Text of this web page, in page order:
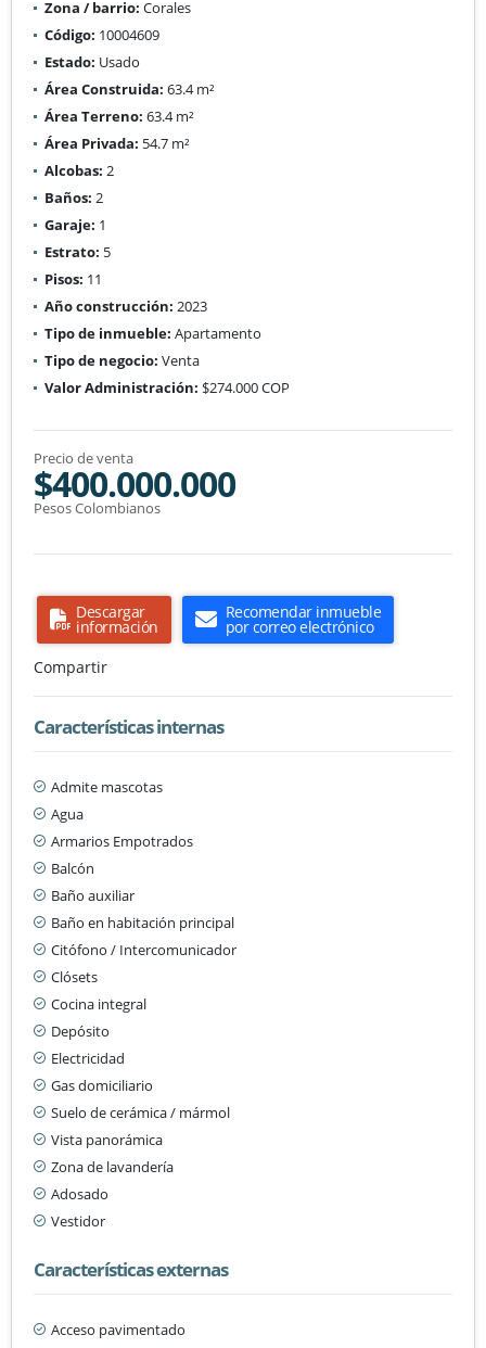
Zona / barrio: Corales
Código: 10004609
Estado: Usado
Área Construida: 63.4 m²
Área Terreno: 63.4 m²
Área Privada: 54.7 m²
Alcobas: 2
Baños: 2
Garaje: 1
Estrato: 5
Pisos: 11
Año construcción: 2023
Tipo de inmueble: Apartamento
Tipo de negocio: Venta
Valor Administración: $274.000 COP
Precio de venta
$400.000.000
Pesos Colombianos
Descargar
información
Recomendar inmueble
por correo electrónico
Compartir
Características internas
Admite mascotas
Agua
Armarios Empotrados
Balcón
Baño auxiliar
Baño en habitación principal
Citófono / Intercomunicador
Clósets
Cocina integral
Depósito
Electricidad
Gas domiciliario
Suelo de cerámica / mármol
Vista panorámica
Zona de lavandería
Adosado
Vestidor
Características externas
Acceso pavimentado